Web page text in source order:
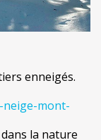
enneigés.
mont-
la nature